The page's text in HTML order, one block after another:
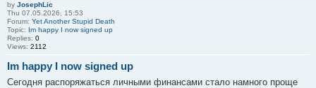
by JosephLic
Thu 07.05.2026, 15:53
Forum: Yet Another Stupid Death
Topic: Im happy I now signed up
Replies: 0
Views: 2112
Im happy I now signed up
Сегодня распоряжаться личными финансами стало намного проще